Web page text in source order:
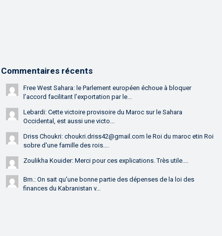
Commentaires récents
Free West Sahara: le Parlement européen échoue à bloquer
l’accord facilitant l’exportation par le...
Lebardi: Cette victoire provisoire du Maroc sur le Sahara
Occidental, est aussi une victo...
Driss Choukri: choukri.driss42@gmail.com le Roi du maroc etin Roi
sobre d'une famille des rois....
Zoulikha Kouider: Merci pour ces explications. Très utile....
Bm.: On sait qu'une bonne partie des dépenses de la loi des
finances du Kabranistan v...